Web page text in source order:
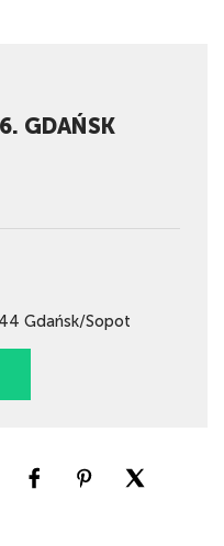
GDAŃSK
Gdańsk/Sopot